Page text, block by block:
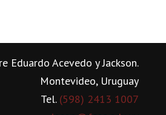
Eduardo Acevedo y Jackson.
Montevideo, Uruguay
Tel. (598) 2413 1007